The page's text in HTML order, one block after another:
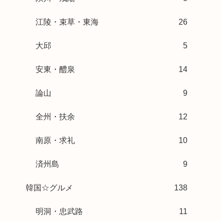
江陵・束草・東海 26
大邱 5
安東・醴泉 14
論山 9
全州・扶余 12
南原・求礼 10
済州島 9
韓国☆グルメ 138
明洞・忠武路 11